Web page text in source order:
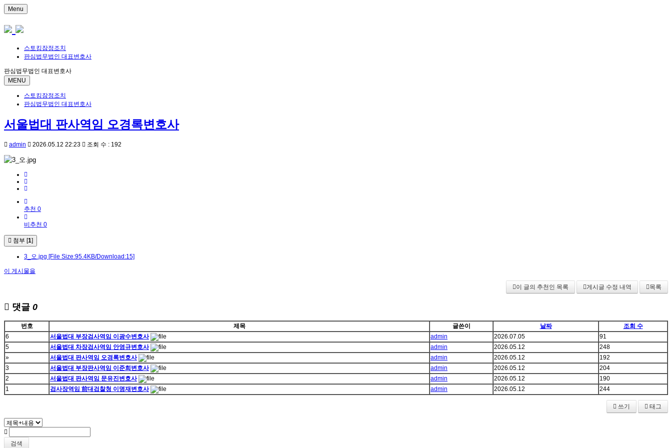
Menu
스토킹잠정조치
판심법무법인 대표변호사
판심법무법인 대표변호사
MENU
스토킹잠정조치
판심법무법인 대표변호사
서울법대 판사역임 오경록변호사
admin 2026.05.12 22:23 조회 수 : 192
추천 0
비추천 0
첨부 [1]
3_오.jpg [File Size:95.4KB/Download:15]
이 게시물을
이 글의 추천인 목록 게시글 수정 내역 목록
댓글 0
번호 제목 글쓴이 날짜
조회 수
6
서울법대 부장검사역임 이광수변호사 admin 2026.07.05
91
5
서울법대 차장검사역임 안영규변호사 admin 2026.05.12
248
»
서울법대 판사역임 오경록변호사 admin 2026.05.12
192
3
서울법대 부장판사역임 이준희변호사 admin 2026.05.12
204
2
서울법대 판사역임 문유진변호사 admin 2026.05.12
190
1
검사장역임 前대검찰청 이명재변호사 admin 2026.05.12 244
쓰기 태그
검색